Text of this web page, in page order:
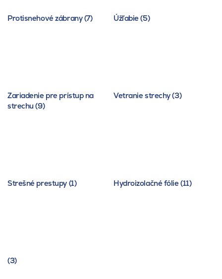
Protisnehové zábrany (7) Úžľabie (5)
Zariadenie pre prístup na
strechu (9)
Vetranie strechy (3)
Strešné prestupy (1) Hydroizolačné fólie (11)
(3)